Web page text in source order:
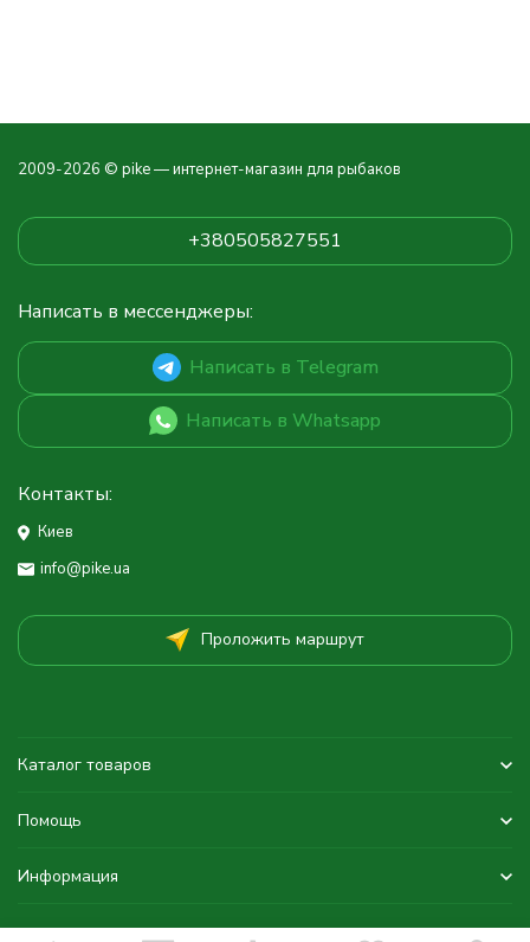
2009-2026 © pike — интернет-магазин для рыбаков
+380505827551
Написать в мессенджеры:
Написать в Telegram
Написать в Whatsapp
Контакты:
Киев
info@pike.ua
Проложить маршрут
Каталог товаров
Помощь
Информация